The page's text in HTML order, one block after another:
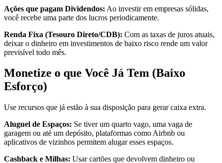
Ações que pagam Dividendos: Ao investir em empresas sólidas,
você recebe uma parte dos lucros periodicamente.
Renda Fixa (Tesouro Direto/CDB): Com as taxas de juros atuais,
deixar o dinheiro em investimentos de baixo risco rende um valor
previsível todo mês.
Monetize o que Você Já Tem (Baixo
Esforço)
Use recursos que já estão à sua disposição para gerar caixa extra.
Aluguel de Espaços: Se tiver um quarto vago, uma vaga de
garagem ou até um depósito, plataformas como Airbnb ou
aplicativos de vizinhos permitem alugar esses espaços.
Cashback e Milhas: Usar cartões que devolvem dinheiro ou